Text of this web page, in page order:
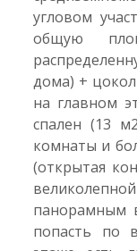
угловом
общую
дома) +
на главном
спален (13
комнаты и
(открытая
панорамным
попасть по